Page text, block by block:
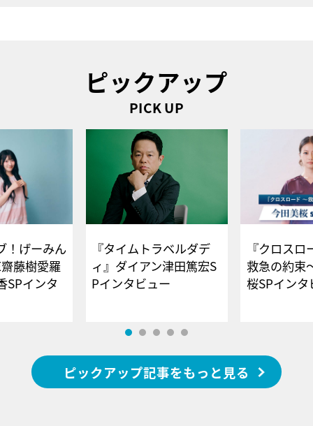
ピックアップ
PICK UP
！げーみん
藤樹愛羅
SPインタ
『タイムトラベルダデ
ィ』ダイアン津田篤宏S
Pインタビュー
『クロス
救急の約束
桜SPイ
ピックアップ記事をもっと見る